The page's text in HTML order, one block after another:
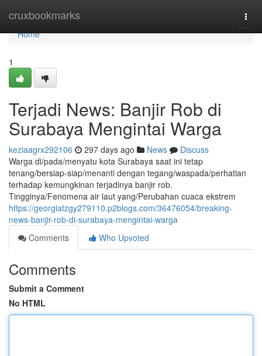
cruxbookmarks
Home
Home
1
Terjadi News: Banjir Rob di
Surabaya Mengintai Warga
keziaagrx292106 297 days ago News
Discuss
Warga di/pada/menyatu kota Surabaya saat ini tetap
tenang/bersiap-siap/menanti dengan tegang/waspada/perhatian
terhadap kemungkinan terjadinya banjir rob.
Tingginya/Fenomena air laut yang/Perubahan cuaca ekstrem
https://georgiatzgy279110.p2blogs.com/36476054/breaking-
news-banjir-rob-di-surabaya-mengintai-warga
Comments
Who Upvoted
Comments
Submit a Comment
No HTML